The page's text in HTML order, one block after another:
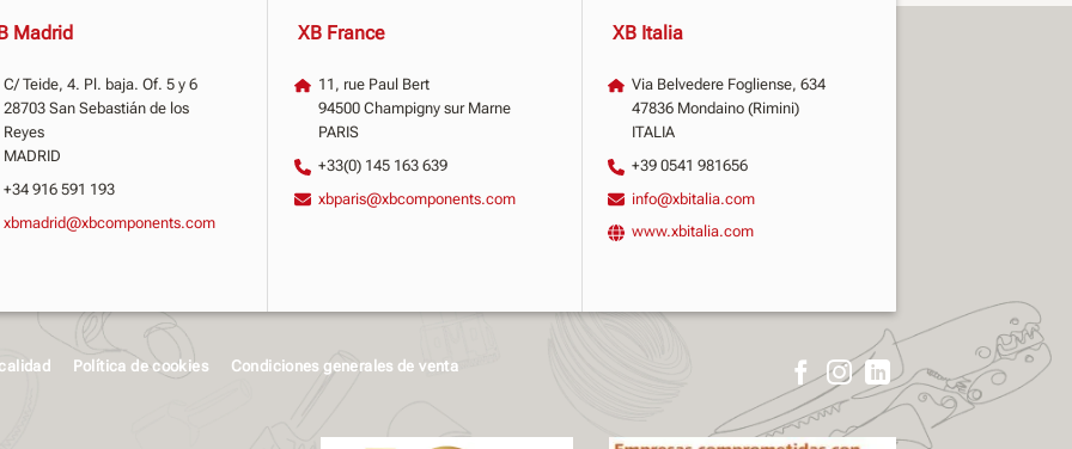
Madrid
C/ Teide, 4. Pl. baja. Of. 5 y 6
28703 San Sebastián de los
Reyes
MADRID
+34 916 591 193
xbmadrid@xbcomponents.com
XB France
11, rue Paul Bert
94500 Champigny sur Marne
PARIS
+33(0) 145 163 639
xbparis@xbcomponents.com
XB Italia
Via Belvedere Fogliense, 634
47836 Mondaino (Rimini)
ITALIA
+39 0541 981656
info@xbitalia.com
www.xbitalia.com
Política de cookies Condiciones generales de venta